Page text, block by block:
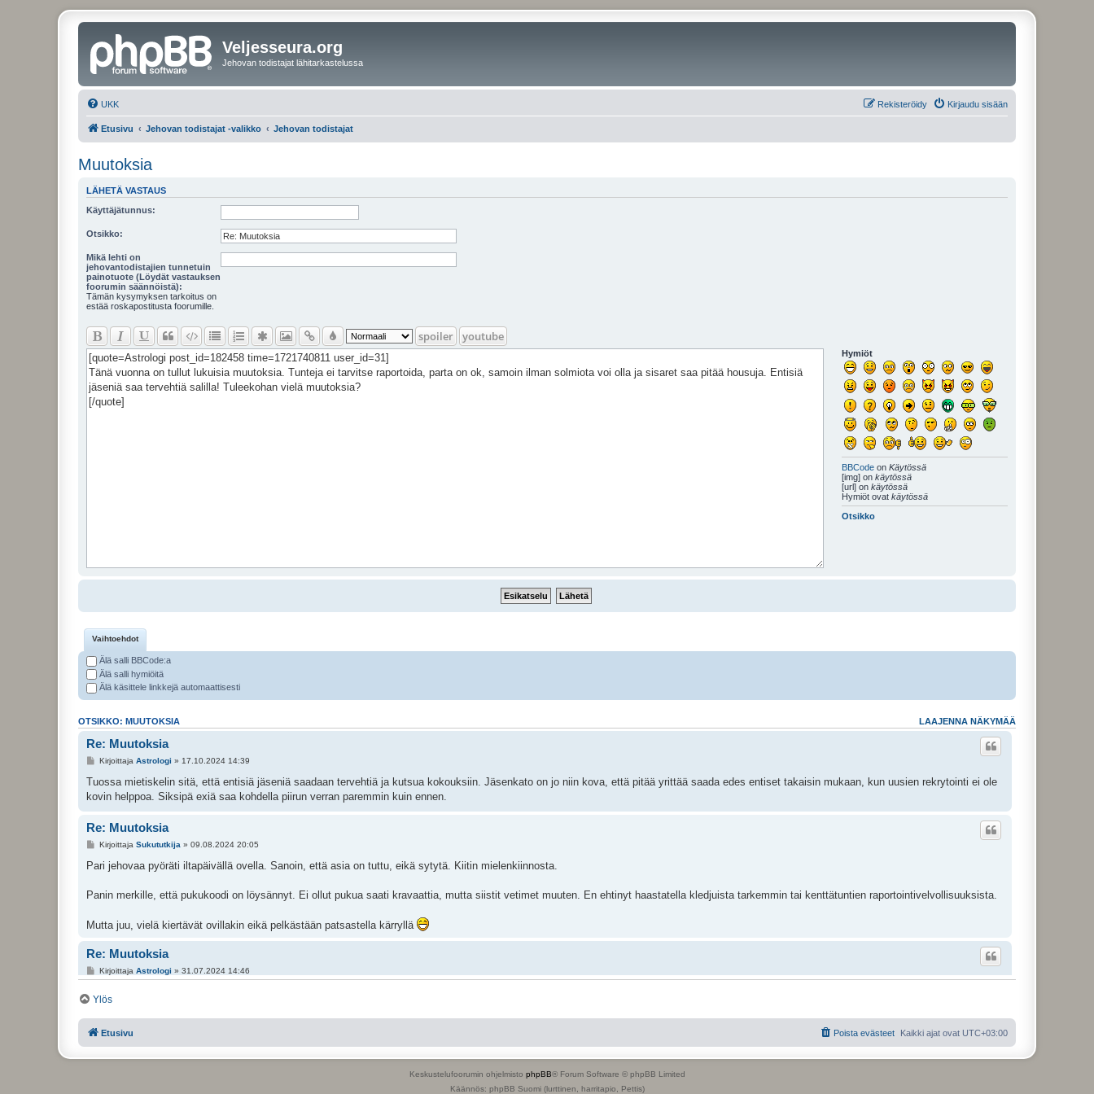
Veljesseura.org
Jehovan todistajat lähitarkastelussa
UKK Kirjaudu sisään
Rekisteröidy
Etusivu Jehovan todistajat -valikko Jehovan todistajat
Muutoksia
LÄHETÄ VASTAUS
Käyttäjätunnus:
Otsikko:
Mikä lehti on
jehovantodistajien tunnetuin
painotuote (Löydät vastauksen
foorumin säännöistä):
Tämän kysymyksen tarkoitus on
estää roskapostitusta foorumille.
spoiler youtube
Hymiöt
BBCode onKäytössä
[img] onkäytössä
[url] onkäytössä
Hymiöt ovatkäytössä
Otsikko
Vaihtoehdot
Älä salli BBCode:a
Älä salli hymiöitä
Älä käsittele linkkejä automaattisesti
LAAJENNA NÄKYMÄÄ
OTSIKKO: MUUTOKSIA
Re: Muutoksia
Kirjoittaja Astrologi » 17.10.2024 14:39
Tuossa mietiskelin sitä, että entisiä jäseniä saadaan tervehtiä ja kutsua kokouksiin. Jäsenkato on jo niin kova, että pitää yrittää saada edes entiset takaisin mukaan, kun uusien rekrytointi ei ole
kovin helppoa. Siksipä exiä saa kohdella piirun verran paremmin kuin ennen.
Re: Muutoksia
Kirjoittaja Sukututkija » 09.08.2024 20:05
Pari jehovaa pyöräti iltapäivällä ovella. Sanoin, että asia on tuttu, eikä sytytä. Kiitin mielenkiinnosta.
Panin merkille, että pukukoodi on löysännyt. Ei ollut pukua saati kravaattia, mutta siistit vetimet muuten. En ehtinyt haastatella kledjuista tarkemmin tai kenttätuntien raportointivelvollisuuksista.
Mutta juu, vielä kiertävät ovillakin eikä pelkästään patsastella kärryllä
Re: Muutoksia
Kirjoittaja Astrologi » 31.07.2024 14:46
Kiitos selvennyksestä.
Ehkä seura tehtailee näitä muutoksia hälventääkseen huomiota juuri esim. tuohon vuoteen 1914 liittyen. Kertarytinällä kaikki uusiksi. Huomio kiinnittyy näihin ulkoisiin seikkoihin, kuten
vaatetukseen, jotka ovat kuitenkin aika triviaaleja asioita oppikysymysten rinnalla.
Ylös
Etusivu Kaikki ajat ovat UTC+03:00
Poista evästeet
Keskustelufoorumin ohjelmisto phpBB® Forum Software © phpBB Limited
Käännös: phpBB Suomi (lurttinen, harritapio, Pettis)